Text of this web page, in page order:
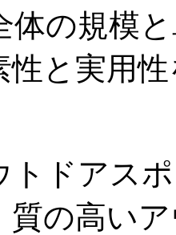
体の規模
性と実用
トドアス
質の高い